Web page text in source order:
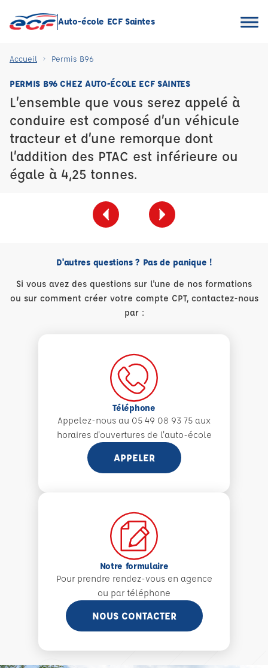
Auto-école ECF Saintes
Accueil Permis B96
PERMIS B96 CHEZ AUTO-ÉCOLE ECF SAINTES
L’ensemble que vous serez appelé à
conduire est composé d’un véhicule
tracteur et d’une remorque dont
l’addition des PTAC est inférieure ou
égale à 4,25 tonnes.
D'autres questions ? Pas de panique !
Si vous avez des questions sur l'une de nos formations
ou sur comment créer votre compte CPT, contactez-nous
par :
Téléphone
Appelez-nous au 05 49 08 93 75 aux
horaires d'ouvertures de l'auto-école
APPELER
Notre formulaire
Pour prendre rendez-vous en agence
ou par téléphone
NOUS CONTACTER